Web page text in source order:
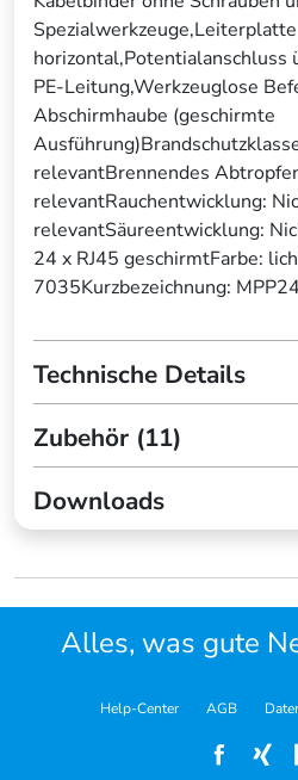
Spezialwerkzeuge,Leiterplatte
horizontal,Potentialanschluss
PE-Leitung,Werkzeuglose
Abschirmhaube (geschirmte
relevantBrennendes
relevantRauchentwicklung:
relevantSäureentwicklung:
24 x RJ45 geschirmtFarbe:
7035Kurzbezeichnung:
Technische Details
Zubehör (11)
Downloads
Alles, was gute
Help-Center AGB